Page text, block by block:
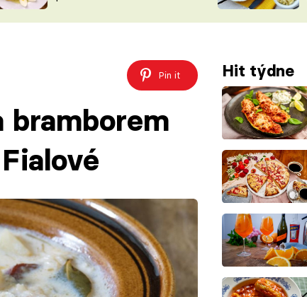
ŠÉFREDAKTORKY
ČASOPIS
Pin it Hit týdne
bramborem